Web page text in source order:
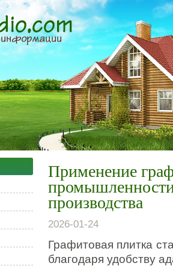
Применение
производства
2026-01-24
Графитовая плитка
благодаря удобству